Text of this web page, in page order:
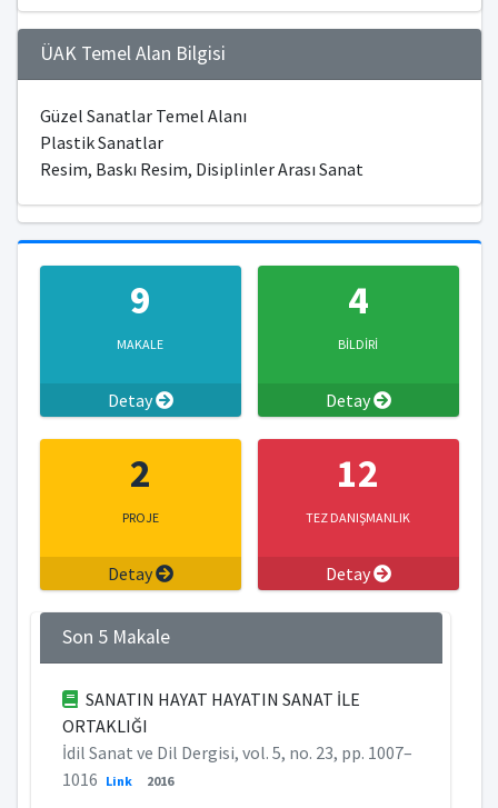
ÜAK Temel Alan Bilgisi
Güzel Sanatlar Temel Alanı
Plastik Sanatlar
Resim, Baskı Resim, Disiplinler Arası Sanat
9
MAKALE
Detay
4
BİLDİRİ
Detay
2
PROJE
Detay
12
TEZ DANIŞMANLIK
Detay
Son 5 Makale
SANATIN HAYAT HAYATIN SANAT İLE
ORTAKLIĞI
İdil Sanat ve Dil Dergisi, vol. 5, no. 23, pp. 1007–
1016 Link 2016